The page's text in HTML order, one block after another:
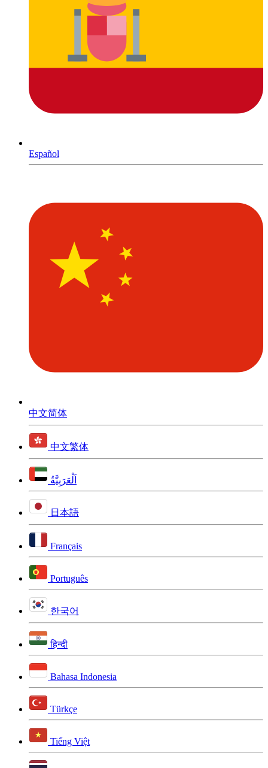
Español
中文简体
中文繁体
اَلْعَرَبِيَّةُ
日本語
Français
Português
한국어
हिन्दी
Bahasa Indonesia
Türkçe
Tiếng Việt